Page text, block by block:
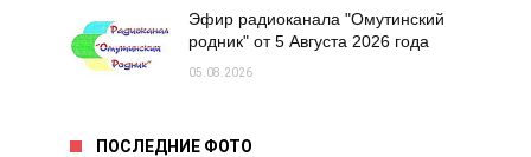
Эфир радиоканала "Омутинский
родник" от 5 Августа 2026 года
05.08.2026
ПОСЛЕДНИЕ ФОТО